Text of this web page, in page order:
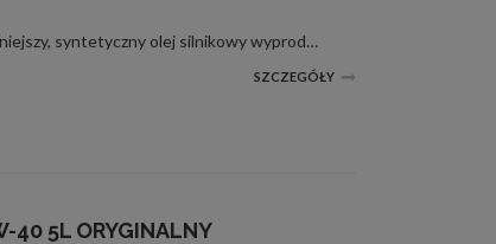
Shell Helix Ultra 5W40 Najnowocześniejszy, syntetyczny olej silnikowy wyprodukowany we współpracy z Ferrari - mistrzowskim zespołem Formuły 1.Dzięki unikalnej formulacji olej ten zachowuje niezmienne właściwości i zapewnia doskonałą ochronę silnika pr...
SZCZEGÓŁY
40 5L ORYGINALNY